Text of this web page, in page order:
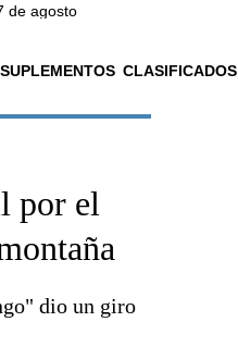
de agosto
SUPLEMENTOS CLASIFICADOS
por el
dio un giro